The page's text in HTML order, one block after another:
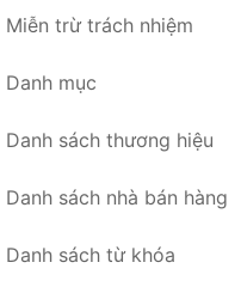
Miễn trừ trách nhiệm
Danh mục
Danh sách thương hiệu
Danh sách nhà bán hàng
Danh sách từ khóa